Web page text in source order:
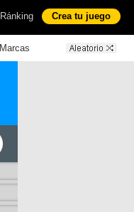
Ránking Crea tu juego
Marcas